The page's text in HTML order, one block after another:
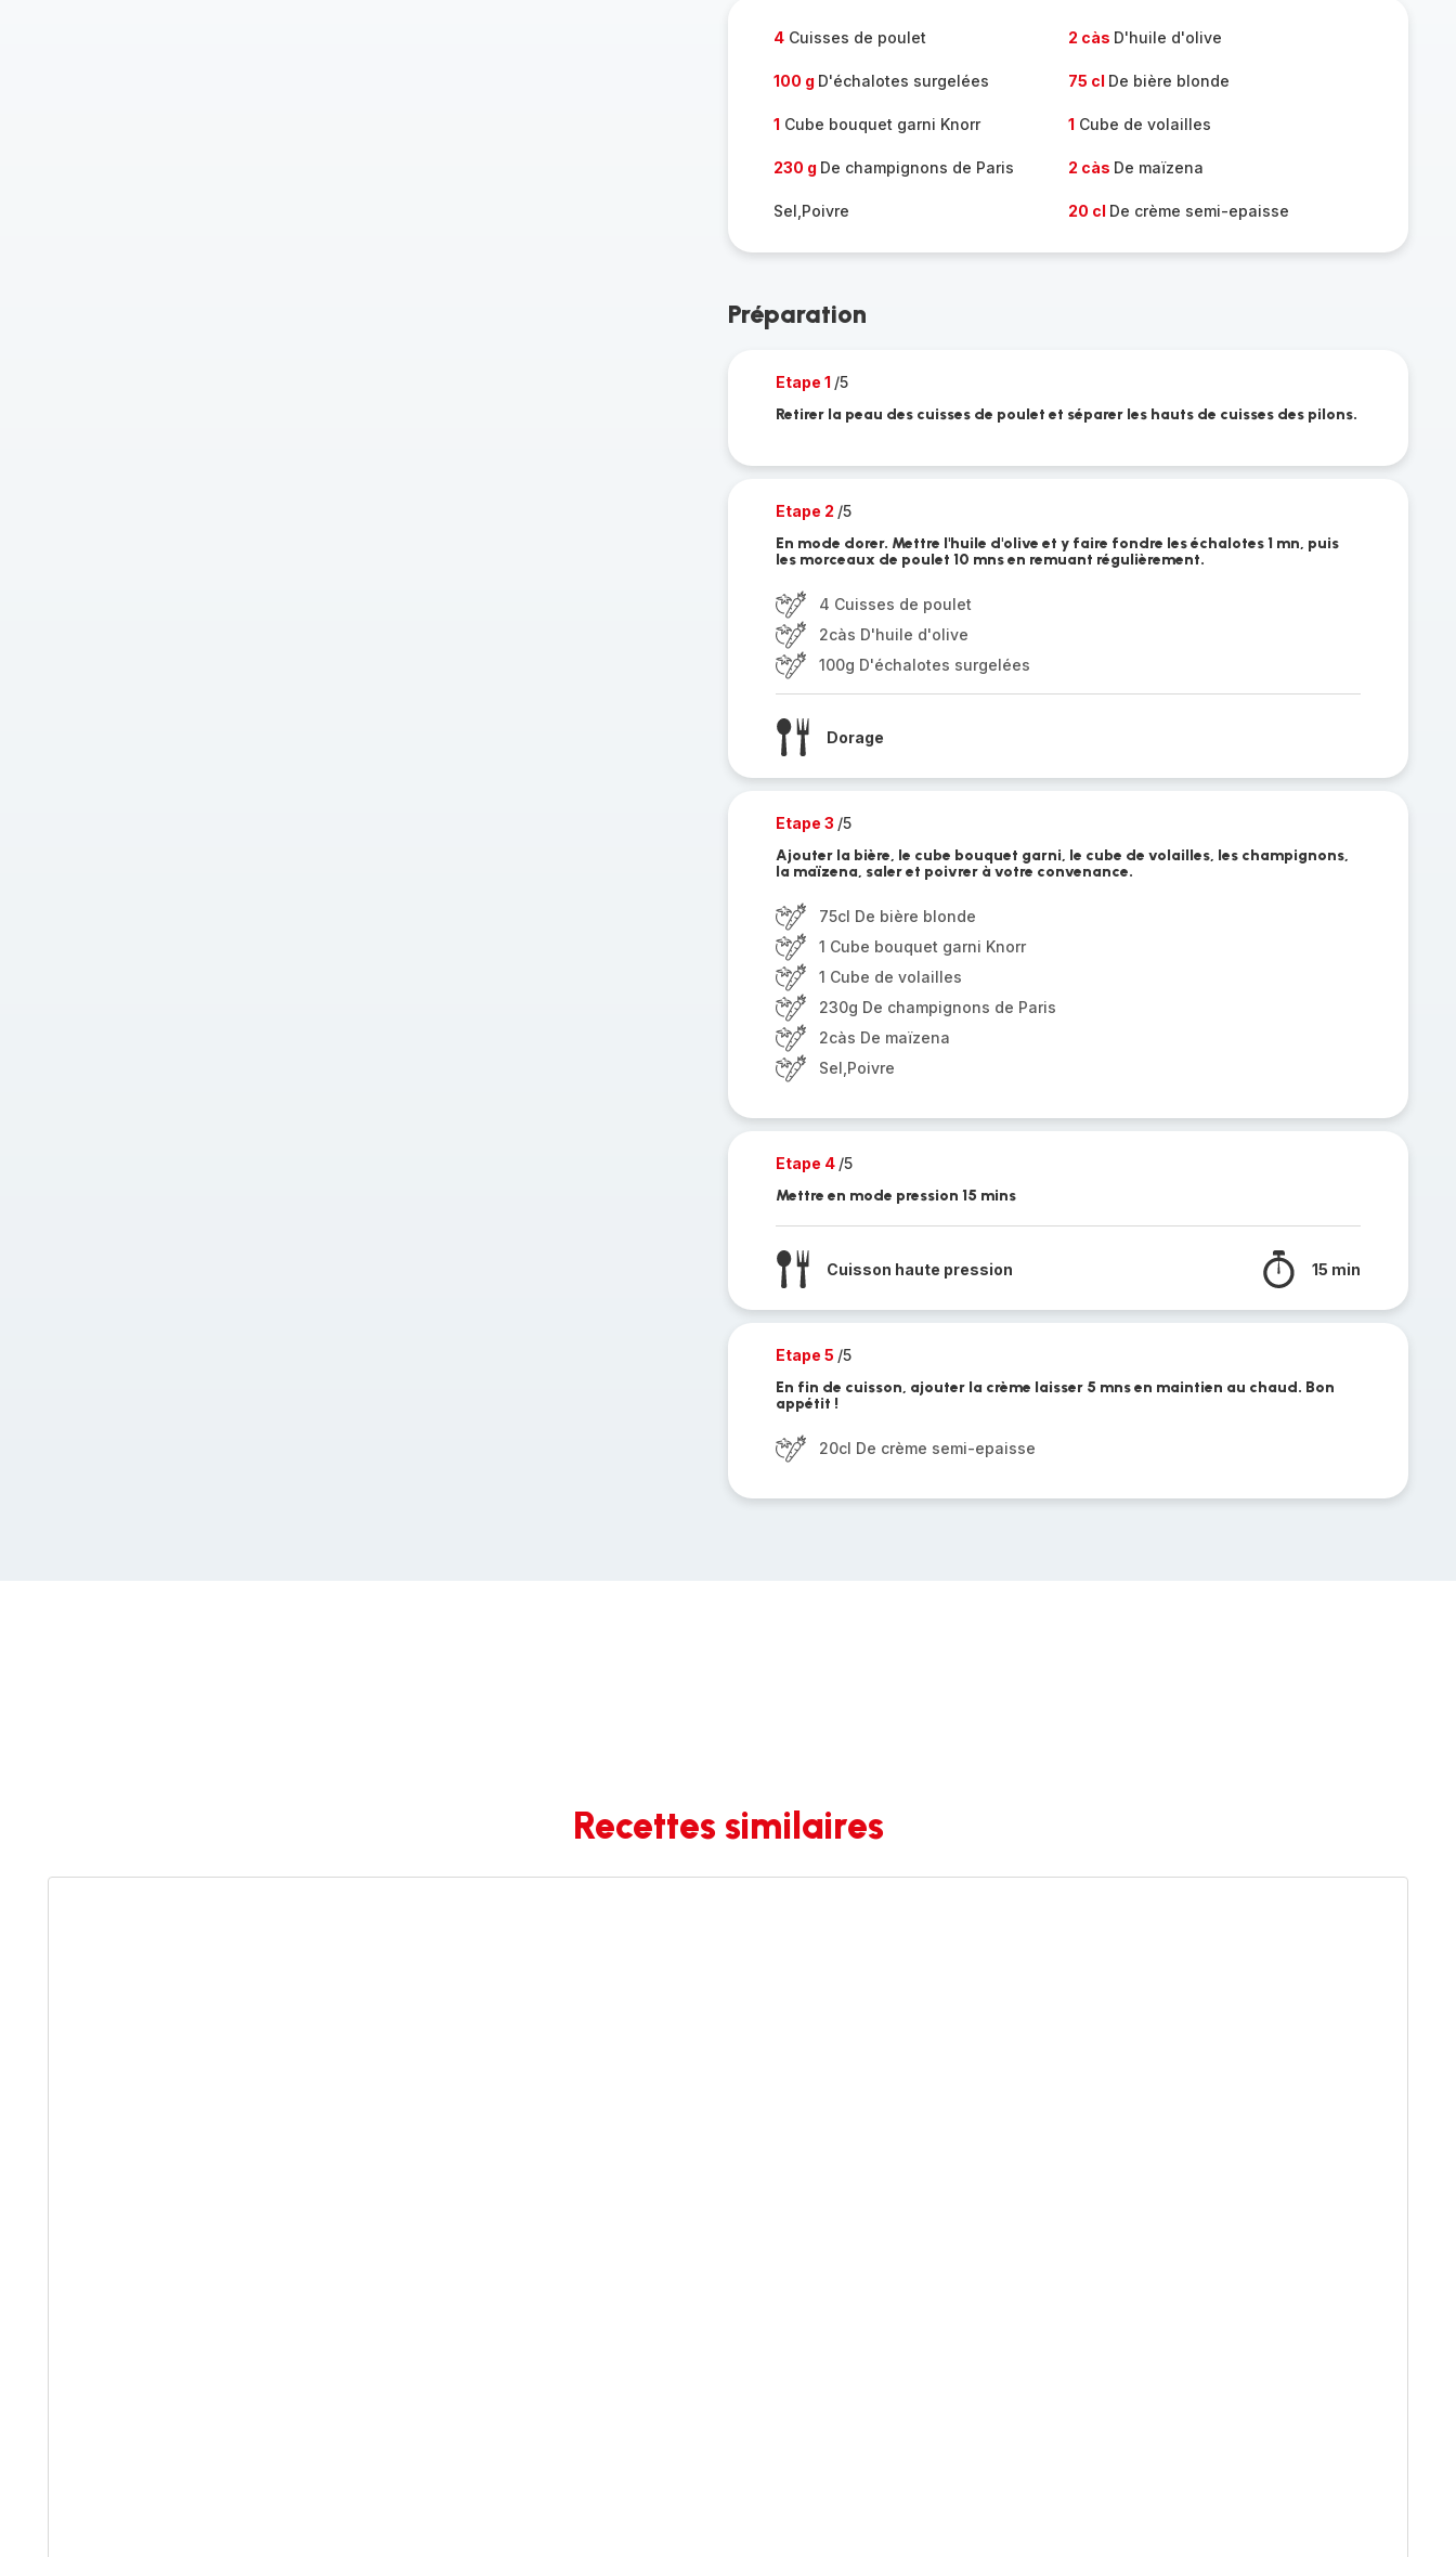
4Cuisses de poulet 2 càs D'huile d'olive
100 g D'échalotes surgelées 75 cl De bière blonde
1 Cube bouquet garni Knorr 1 Cube de volailles
230 g De champignons de Paris 2 càs De maïzena
Sel,Poivre 20 cl De crème semi-epaisse
Préparation
Etape 1 /5
Retirer la peau des cuisses de poulet et séparer les hauts de cuisses des pilons.
Etape 2 /5
En mode dorer. Mettre l'huile d'olive et y faire fondre les échalotes 1 mn, puis
les morceaux de poulet 10 mns en remuant régulièrement.
4 Cuisses de poulet
2càs D'huile d'olive
100g D'échalotes surgelées
Dorage
Etape 3 /5
Ajouter la bière, le cube bouquet garni, le cube de volailles, les champignons,
la maïzena, saler et poivrer à votre convenance.
75cl De bière blonde
1 Cube bouquet garni Knorr
1 Cube de volailles
230g De champignons de Paris
2càs De maïzena
Sel,Poivre
Etape 4 /5
Mettre en mode pression 15 mins
Cuisson haute pression 15 min
Etape 5 /5
En fin de cuisson, ajouter la crème laisser 5 mns en maintien au chaud. Bon
appétit !
20cl De crème semi-epaisse
Recettes similaires